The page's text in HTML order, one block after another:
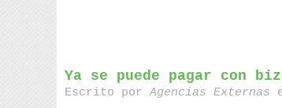
Ya se puede pagar con
Escrito porAgencias Externas